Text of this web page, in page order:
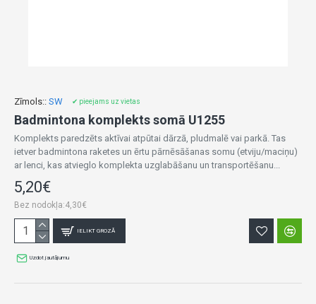
Zīmols:: SW ✔ pieejams uz vietas
Badmintona komplekts somā U1255
Komplekts paredzēts aktīvai atpūtai dārzā, pludmalē vai parkā. Tas
ietver badmintona raketes un ērtu pārnēsāšanas somu (etviju/maciņu)
ar lenci, kas atvieglo komplekta uzglabāšanu un transportēšanu...
5,20€
Bez nodokļa:4,30€
IELIKT GROZĀ
Uzdot jautājumu